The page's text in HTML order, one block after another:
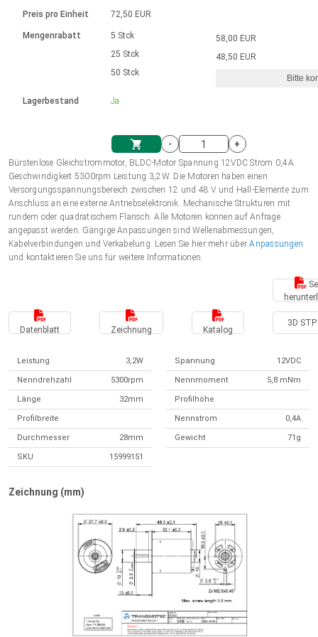
Einheitssystem
Einkaufswagen
Hubmagnete
230 - 50 Hz | 110 - 60 Hz
Drehzahlregelung für die AIS-Serie
Bürstenlose Gleichstrommotoren
mit Planetengetriebe und internem
Ø 28-42| 1-1400 rpm | <= 290Ncm
Bürstenlose DC Motor Controller
Gleichstrommotoren mit
Schneckengetriebe und Bürsten
Ø43-124mm | 31-425rpm | ≤ 41Nm
Treiber für Gleichstrommotoren mit
Synchron-Asynchron | für 1-4 Elektrozylinder
Synchron-Asynchron | für 1-4 Elektrozylinder
Français (EUR)
Polski (EUR)
Norsk (NOK)
Suomi (EUR)
Preis pro Einheit
Mengenrabatt
Lagerbestand
72,50 EUR
5 Stck
25 Stck
50 Stck
Ja
58,00 EUR
48,50 EUR
Bitte
-
+
Bürstenlose Gleichstrommotor, BLDC-Motor Spannung 12VDC Strom 0,4A
Geschwindigkeit 5300rpm Leistung 3,2W. Die Motoren haben einen
Versorgungsspannungsbereich zwischen 12 und 48 V und Hall-Elemente zum
Anschluss an eine externe Antriebselektronik. Mechanische Strukturen mit
rundem oder quadratischem Flansch. Alle Motoren können auf Anfrage
angepasst werden. Gängige Anpassungen sind Wellenabmessungen,
Kabelverbindungen und Verkabelung. Lesen Sie hier mehr überAnpassungen
und kontaktieren Sie uns für weitere Informationen.
Datenblatt Zeichnung Katalog
3D STP
Leistung 3,2W Spannung 12VDC
Nenndrehzahl 5300rpm Nennmoment 5,8 mNm
Länge 32mm Profilhöhe
Profilbreite Nennstrom 0,4A
Durchmesser 28mm Gewicht 71g
SKU 15999151
Zeichnung (mm)